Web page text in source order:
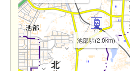
池部駅(2.0km)